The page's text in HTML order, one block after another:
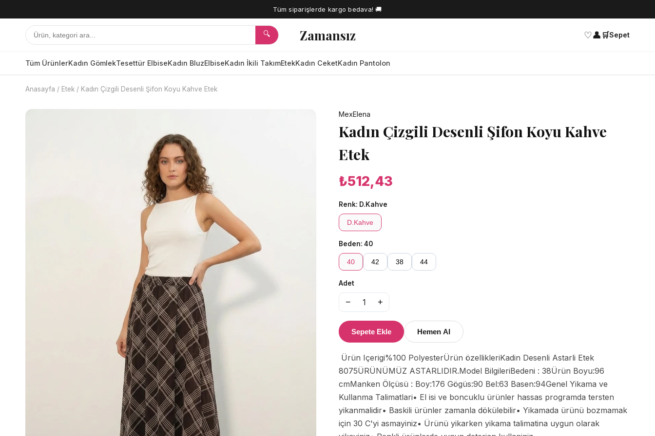
Tüm siparişlerde kargo bedava! 🚚
🔍 Zamansız ♡👤 🛒Sepet
Tüm ÜrünlerKadın GömlekTesettür ElbiseKadın BluzElbiseKadın İkili TakımEtekKadın CeketKadın Pantolon
Anasayfa / Etek / Kadın Çizgili Desenli Şifon Koyu Kahve Etek
MexElena
Kadın Çizgili Desenli Şifon Koyu Kahve
Etek
₺512,43
Renk: D.Kahve
D.Kahve
Beden: 40
40 42 38 44
Adet
− 1 +
Sepete Ekle Hemen Al
8075ÜRÜNÜMÜZ ASTARLIDIR.Model BilgileriBedeni : 38Ürün Boyu:96
cmManken Ölçüsü : Boy:176 Gögüs:90 Bel:63 Basen:94Genel Yikama ve
Kullanma Talimatlari• El isi ve boncuklu ürünler hassas programda tersten
yikanmalidir• Baskili ürünler zamanla dökülebilir• Yikamada ürünü bozmamak
için 30 C'yi asmayiniz• Ürünü yikarken yikama talimatina uygun olarak